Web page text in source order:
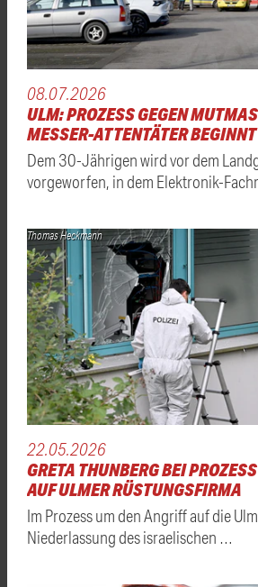
08.07.2026
ULM: PROZESS GEGEN
ESSER-ATTENTÄTER BEGINNT
Dem 30-Jährigen wird vor dem
vorgeworfen, in dem Elektronik-
Thomas Heckmann
22.05.2026
GRETA THUNBERG BEI
AUF ULMER RÜSTUNGSFIRMA
Im Prozess um den Angriff auf die
Niederlassung des israelischen …